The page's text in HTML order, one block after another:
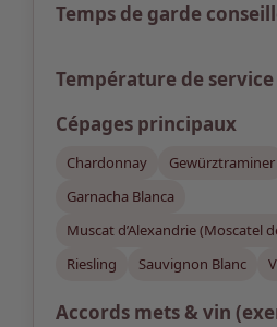
Temps de garde
Température de service
Cépages principaux
Chardonnay Gewürztraminer
Garnacha Blanca
Muscat d’Alexandrie (Moscatel
Riesling
Sauvignon Blanc
Accords mets & vin